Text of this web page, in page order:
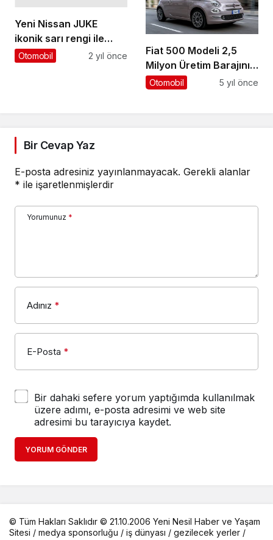
Yeni Nissan JUKE
ikonik sarı rengi ile
Türkiye’de!
Otomobil 2 yıl önce
Fiat 500 Modeli 2,5
Milyon Üretim Barajını
Aştı
Otomobil 5 yıl önce
Bir Cevap Yaz
E-posta adresiniz yayınlanmayacak. Gerekli alanlar
* ile işaretlenmişlerdir
Yorumunuz *
Adınız *
E-Posta *
Bir dahaki sefere yorum yaptığımda kullanılmak
üzere adımı, e-posta adresimi ve web site
adresimi bu tarayıcıya kaydet.
YORUM GÖNDER
© Tüm Hakları Saklıdır © 21.10.2006 Yeni Nesil Haber ve Yaşam
Sitesi / medya sponsorluğu / iş dünyası / gezilecek yerler /